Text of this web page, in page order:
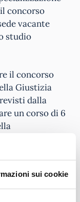
sui cookie
concorso
vacante
studio
il concorso
Giustizia
dalla
un corso di 6
e in enti
redigere atti,